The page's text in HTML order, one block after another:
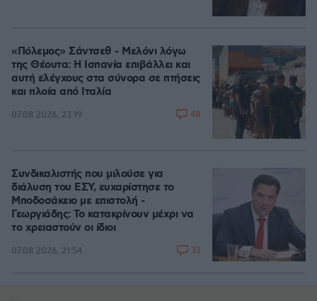
«Πόλεμος» Σάντσεθ - Μελόνι λόγω
της Θέουτα: Η Ισπανία επιβάλλει και
αυτή ελέγχους στα σύνορα σε πτήσεις
και πλοία από Ιταλία
07.08.2026, 23:19 48
Συνδικαλιστής που μιλούσε για
διάλυση του ΕΣΥ, ευχαρίστησε το
Μποδοσάκειο με επιστολή -
Γεωργιάδης: Το κατακρίνουν μέχρι να
το χρειαστούν οι ίδιοι
07.08.2026, 21:54 33